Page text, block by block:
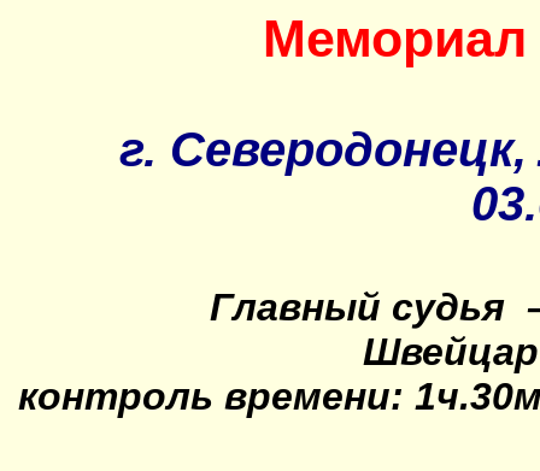
г. Северодонецк,
Главный судья
контроль времени: